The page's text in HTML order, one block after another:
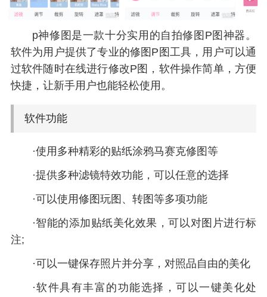
p神修图是一款十分实用的自拍修图P图神器。
软件为用户提供了专业的修图P图工具，用户可以通
过软件随时在线进行修改P图，软件操作简单，方便
快捷，让新手用户也能轻松使用。
软件功能
·使用多种精彩的贴纸涂鸦马赛克修图等
·提供多种滤镜特效功能，可以任意的选择
·可以使用修图玩图、转图等多项功能
·智能的添加贴纸美化效果，可以对图片进行标
注;
·可以一键保存照片并分享，对照品自由的美化
·软件具有丰富的功能选择，可以一键美化处